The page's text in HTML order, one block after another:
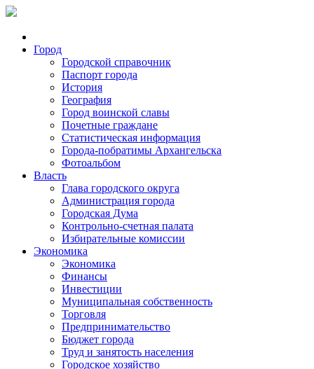
Город
Городской справочник
Паспорт города
История
География
Город воинской славы
Почетные граждане
Статистическая информация
Города-побратимы Архангельска
Фотоальбом
Власть
Глава городского округа
Администрация города
Городская Дума
Контрольно-счетная палата
Избирательные комиссии
Экономика
Экономика
Финансы
Инвестиции
Муниципальная собственность
Торговля
Предпринимательство
Бюджет города
Труд и занятость населения
Городское хозяйство